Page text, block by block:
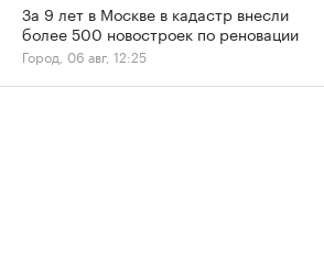
За 9 лет в Москве в кадастр внесли
более 500 новостроек по реновации
Город, 06 авг, 12:25